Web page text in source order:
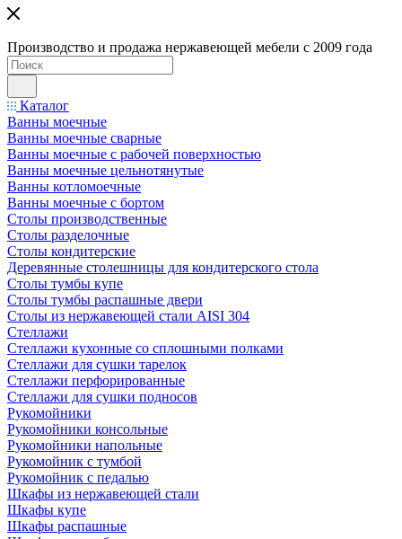
Производство и продажа нержавеющей мебели с 2009 года
Каталог
Ванны моечные
Ванны моечные сварные
Ванны моечные с рабочей поверхностью
Ванны моечные цельнотянутые
Ванны котломоечные
Ванны моечные с бортом
Столы производственные
Столы разделочные
Столы кондитерские
Деревянные столешницы для кондитерского стола
Столы тумбы купе
Столы тумбы распашные двери
Столы из нержавеющей стали AISI 304
Стеллажи
Стеллажи кухонные со сплошными полками
Стеллажи для сушки тарелок
Стеллажи перфорированные
Стеллажи для сушки подносов
Рукомойники
Рукомойники консольные
Рукомойники напольные
Рукомойник с тумбой
Рукомойник с педалью
Шкафы из нержавеющей стали
Шкафы купе
Шкафы распашные